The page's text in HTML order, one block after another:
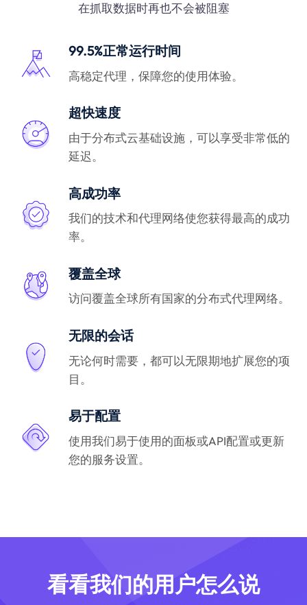
在抓取数据时再也不会被阻塞
99.5%正常运行时间
高稳定代理，保障您的使用体验。
超快速度
由于分布式云基础设施，可以享受非常低的
延迟。
高成功率
我们的技术和代理网络使您获得最高的成功
率。
覆盖全球
访问覆盖全球所有国家的分布式代理网络。
无限的会话
无论何时需要，都可以无限期地扩展您的项
目。
易于配置
使用我们易于使用的面板或API配置或更新
您的服务设置。
看看我们的用户怎么说